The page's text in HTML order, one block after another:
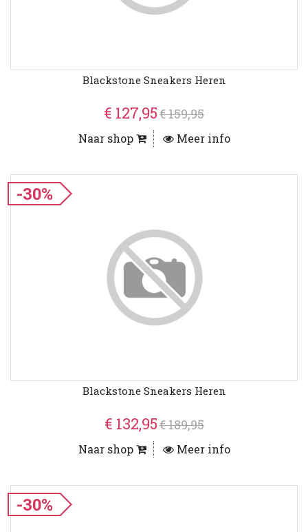
Blackstone Sneakers Heren
€ 127,95€ 159,95
Naar shop Meer info
-30%
Blackstone Sneakers Heren
€ 132,95€ 189,95
Naar shop Meer info
-30%